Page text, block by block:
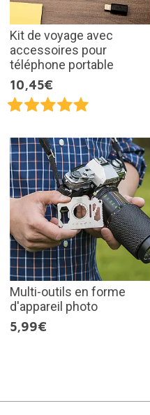
Kit de voyage avec
accessoires pour
téléphone portable
10,45€
Multi-outils en forme
d'appareil photo
5,99€